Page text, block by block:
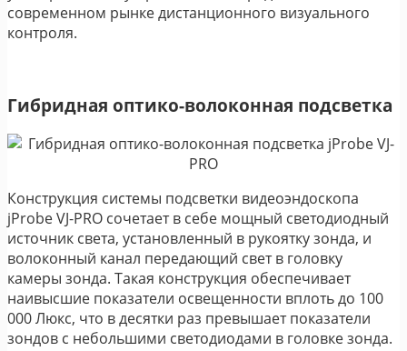
современном рынке дистанционного визуального
контроля.
Гибридная оптико-волоконная подсветка
Конструкция системы подсветки видеоэндоскопа
jProbe VJ-PRO сочетает в себе мощный светодиодный
источник света, установленный в рукоятку зонда, и
волоконный канал передающий свет в головку
камеры зонда. Такая конструкция обеспечивает
наивысшие показатели освещенности вплоть до 100
000 Люкс, что в десятки раз превышает показатели
зондов с небольшими светодиодами в головке зонда.